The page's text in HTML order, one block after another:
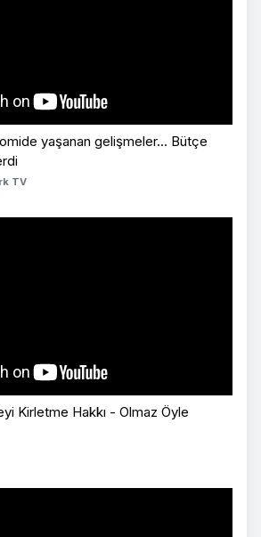
yaşanan gelişmeler... Bütçe
TV
Kirletme Hakkı - Olmaz Öyle